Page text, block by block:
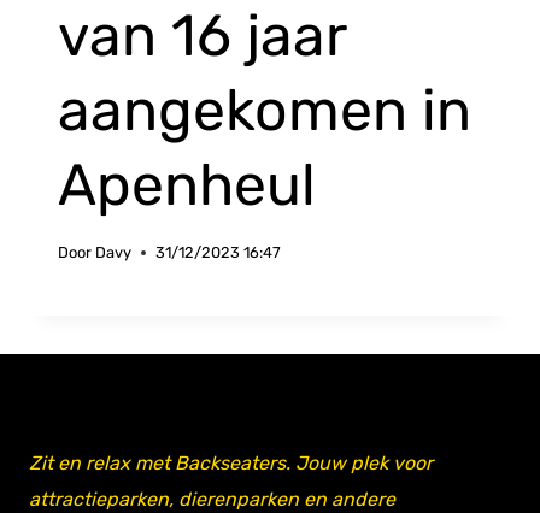
van 16 jaar
aangekomen in
Apenheul
Door Davy 31/12/2023 16:47
Zit en relax met Backseaters. Jouw plek voor
attractieparken, dierenparken en andere